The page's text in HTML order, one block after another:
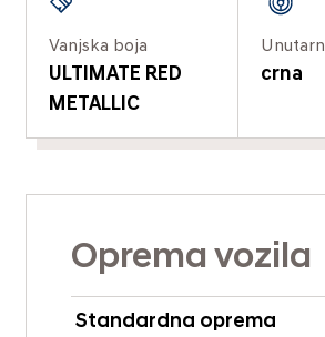
Vanjska boja
ULTIMATE RED
METALLIC
crna
Oprema vozila
Standardna oprema